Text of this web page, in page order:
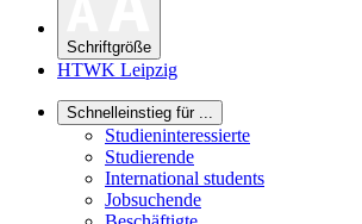
Schriftgröße
HTWK Leipzig
Schnelleinstieg für ...
Studieninteressierte
Studierende
International students
Jobsuchende